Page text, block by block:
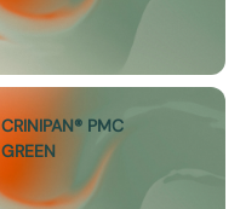
CRINIPAN® PMC
GREEN